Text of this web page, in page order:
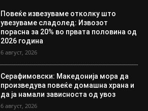
Повеќе извезуваме отколку што
увезуваме сладолед: Извозот
порасна за 20% во првата половина од
2026 година
6 август, 2026
Серафимовски: Македонија мора да
произведува повеќе домашна храна и
да ја намали зависноста од увоз
6 август, 2026